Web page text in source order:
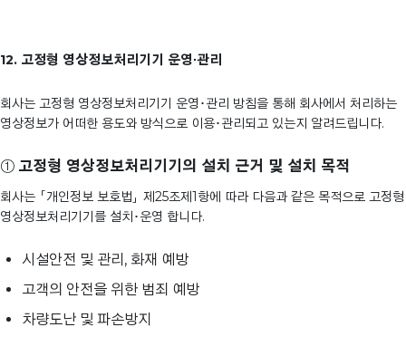
12. 고정형 영상정보처리기기 운영∙관리
회사는 고정형 영상정보처리기기 운영･관리 방침을 통해 회사에서 처리하는
영상정보가 어떠한 용도와 방식으로 이용･관리되고 있는지 알려드립니다.
① 고정형 영상정보처리기기의 설치 근거 및 설치 목적
회사는 「개인정보 보호법」 제25조제1항에 따라 다음과 같은 목적으로 고정형
영상정보처리기기를 설치･운영 합니다.
시설안전 및 관리, 화재 예방
고객의 안전을 위한 범죄 예방
차량도난 및 파손방지